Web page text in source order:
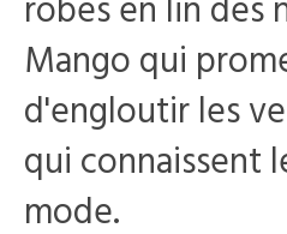
robes en lin des
Mango qui
d'engloutir les
qui connaissent
mode.